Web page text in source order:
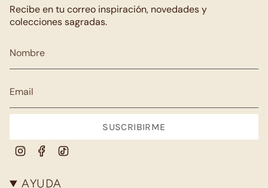
Recibe en tu correo inspiración, novedades y
colecciones sagradas.
SUSCRIBIRME
InstagramFacebook
AYUDA